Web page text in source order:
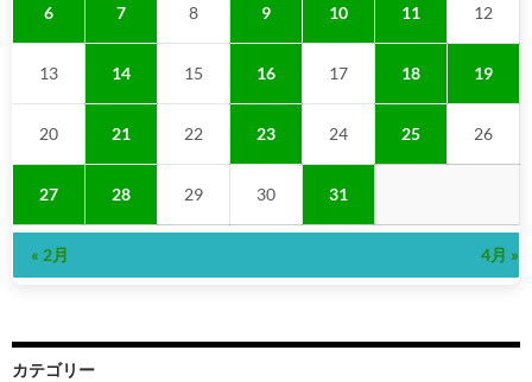
6 7 8 9 10 11 12
13 14 15 16 17 18 19
20 21 22 23 24 25 26
27 28 29 30 31
« 2月 4月 »
カテゴリー